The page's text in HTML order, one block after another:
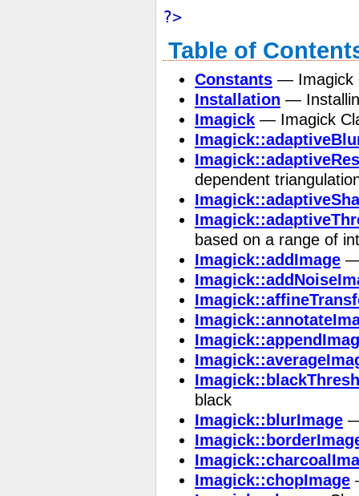
?>
Table of
Constants — Imagick
Installation —
Imagick — Imagick
dependent
based on a range of
Imagick::addImage —
black
Imagick::blurImage
Imagick::chopImage